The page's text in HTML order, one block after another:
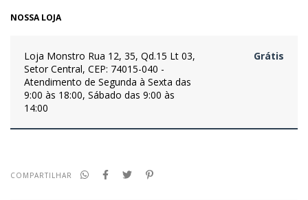
NOSSA LOJA
Loja Monstro Rua 12, 35, Qd.15 Lt 03,
Setor Central, CEP: 74015-040 -
Atendimento de Segunda à Sexta das
9:00 às 18:00, Sábado das 9:00 às
14:00
Grátis
COMPARTILHAR